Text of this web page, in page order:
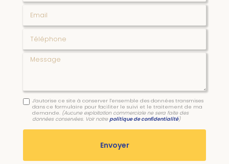
Message
J'autorise ce site à conserver l'ensemble des données transmises
dans ce formulaire pour faciliter le suivi et le traitement de ma
demande. (Aucune exploitation commerciale ne sera faite des
données conservées. Voir notrepolitique de confidentialité)